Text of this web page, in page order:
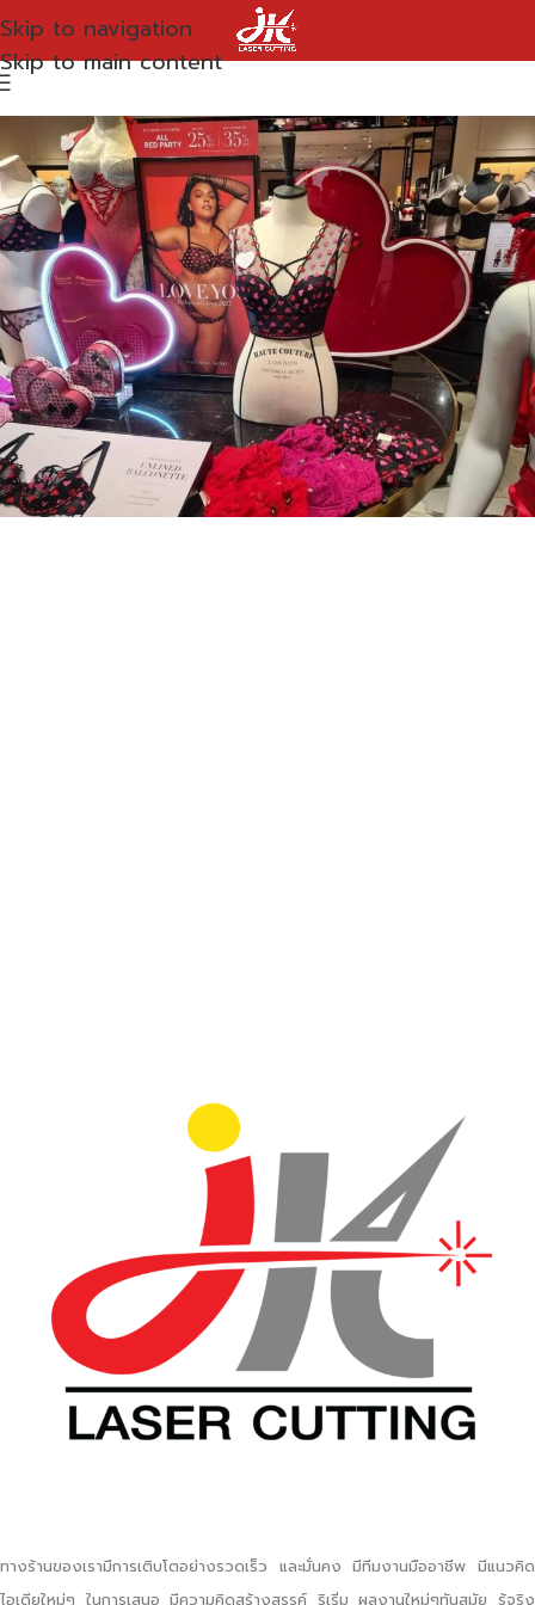
Skip to navigation
Skip to main content
ทางร้านของเรามีการเติบโตอย่างรวดเร็ว และมั่นคง มีทีมงานมืออาชีพ มีแนวคิด
ไอเดียใหม่ๆ ในการเสนอ มีความคิดสร้างสรรค์ ริเริ่ม ผลงานใหม่ๆทันสมัย รู้จริง